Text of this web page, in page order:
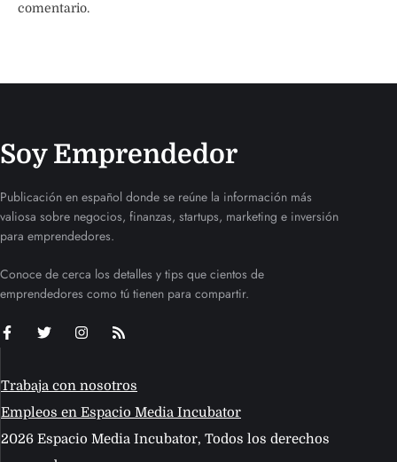
comentario.
Soy Emprendedor
Publicación en español donde se reúne la información más
valiosa sobre negocios, finanzas, startups, marketing e inversión
para emprendedores.
Conoce de cerca los detalles y tips que cientos de
emprendedores como tú tienen para compartir.
Trabaja con nosotros
Empleos en Espacio Media Incubator
2026 Espacio Media Incubator, Todos los derechos